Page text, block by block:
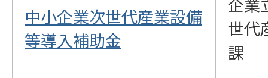
中小企業次世代産業設備
等導入補助金
世代
課